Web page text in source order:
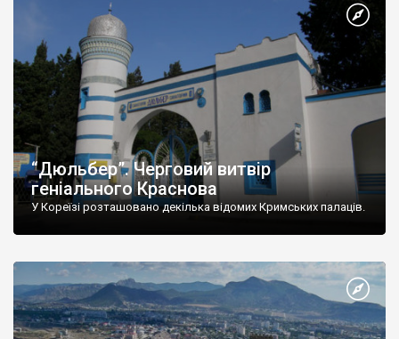
“Дюльбер”. Черговий витвір
геніального Краснова
У Кореїзі розташовано декілька відомих Кримських палаців.